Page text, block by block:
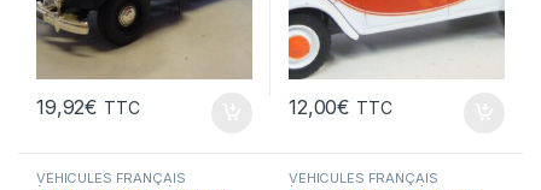
19,92€ TTC 12,00€ TTC
VÉHICULES FRANÇAIS VÉHICULES FRANÇAIS